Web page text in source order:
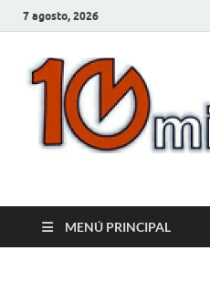
7 agosto, 2026
MENÚ PRINCIPAL